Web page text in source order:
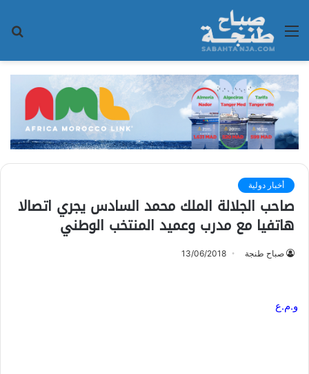
القائمة
أخبار دولية
صاحب الجلالة الملك محمد السادس يجري اتصالا
هاتفيا مع مدرب وعميد المنتخب الوطني
صباح طنجة 13/06/2018
و.م.ع